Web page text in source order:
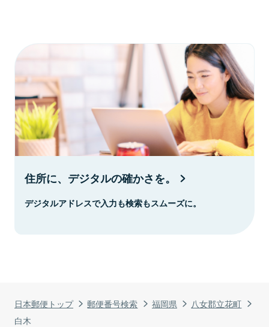
日本郵便トップ 郵便番号検索 福岡県
八女郡立花町
白木
住所に、デジタルの確かさを。
デジタルアドレスで入力も検索もスムーズに。